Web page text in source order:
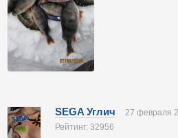
SEGA Углич
27 февраля
Рейтинг: 32956